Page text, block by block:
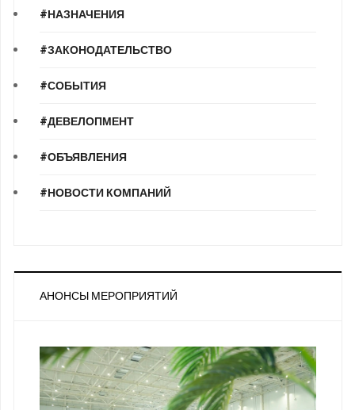
#НАЗНАЧЕНИЯ
#ЗАКОНОДАТЕЛЬСТВО
#СОБЫТИЯ
#ДЕВЕЛОПМЕНТ
#ОБЪЯВЛЕНИЯ
#НОВОСТИ КОМПАНИЙ
АНОНСЫ МЕРОПРИЯТИЙ